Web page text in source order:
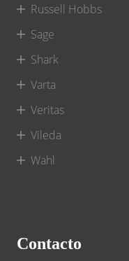
Russell Hobbs
Sage
Shark
Varta
Veritas
Vileda
Wahl
Contacto